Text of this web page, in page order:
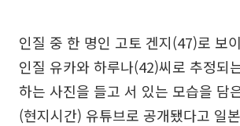
인질 중 한 명인 고토 겐지(47)로 보
인질 유카와 하루나(42)씨로 추정되
하는 사진을 들고 서 있는 모습을 담
(현지시간) 유튜브로 공개됐다고 일